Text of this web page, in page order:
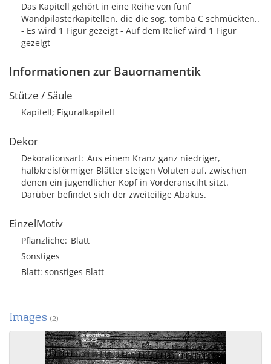
Das Kapitell gehört in eine Reihe von fünf
Wandpilasterkapitellen, die die sog. tomba C schmückten..
- Es wird 1 Figur gezeigt - Auf dem Relief wird 1 Figur
gezeigt
Informationen zur Bauornamentik
Stütze / Säule
Kapitell; Figuralkapitell
Dekor
Dekorationsart Aus einem Kranz ganz niedriger,
halbkreisförmiger Blätter steigen Voluten auf, zwischen
denen ein jugendlicher Kopf in Vorderansciht sitzt.
Darüber befindet sich der zweiteilige Abakus.
EinzelMotiv
Pflanzliche Blatt
Sonstiges
Blatt: sonstiges Blatt
Images (2)